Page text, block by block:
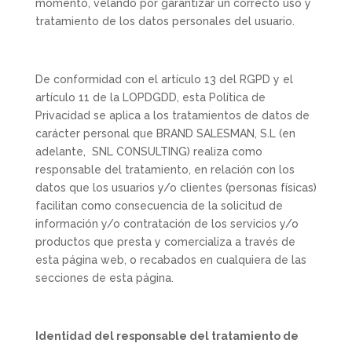
momento, velando por garantizar un correcto uso y
tratamiento de los datos personales del usuario.
De conformidad con el artículo 13 del RGPD y el
artículo 11 de la LOPDGDD, esta Política de
Privacidad se aplica a los tratamientos de datos de
carácter personal que BRAND SALESMAN, S.L (en
adelante, SNL CONSULTING) realiza como
responsable del tratamiento, en relación con los
datos que los usuarios y/o clientes (personas físicas)
facilitan como consecuencia de la solicitud de
información y/o contratación de los servicios y/o
productos que presta y comercializa a través de
esta página web, o recabados en cualquiera de las
secciones de esta página.
Identidad del responsable del tratamiento de